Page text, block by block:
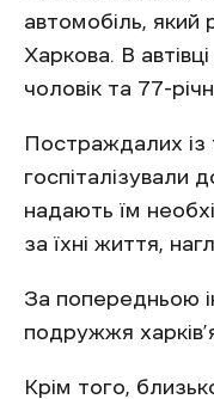
автомобіль, який
Харкова. В
чоловік та 77-
Постраждалих
госпіталізували
надають їм
за їхні життя,
За попередньою
подружжя
Крім того,